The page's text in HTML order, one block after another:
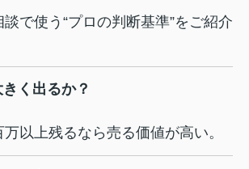
で使う“プロの判断基準”をご紹介
く出るか？
以上残るなら売る価値が高い。